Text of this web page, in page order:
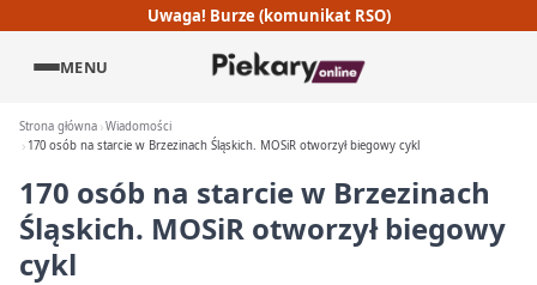
Uwaga! Burze (komunikat RSO)
MENU
Strona główna Wiadomości
170 osób na starcie w Brzezinach Śląskich. MOSiR otworzył biegowy cykl
170 osób na starcie w Brzezinach
Śląskich. MOSiR otworzył biegowy
cykl